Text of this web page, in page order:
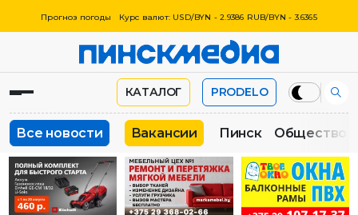
Прогноз погоды Курс валют: USD/BYN - 2.9386 RUB/BYN - 3.6365
КАТАЛОГ PRODELO
Все новости Вакансии Пинск Общество